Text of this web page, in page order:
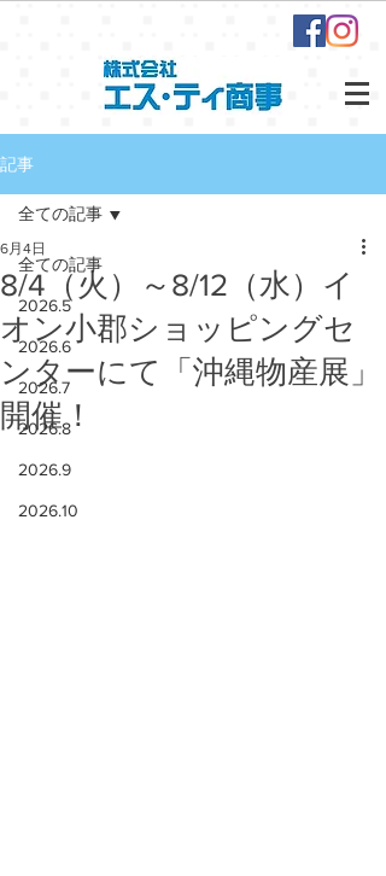
記事
全ての記事
2026.5
2026.6
2026.7
2026.8
2026.9
2026.10
全ての記事
8/4（火）～8/12（水）イ
オン小郡ショッピングセ
ンターにて「沖縄物産展」
開催！
6月4日